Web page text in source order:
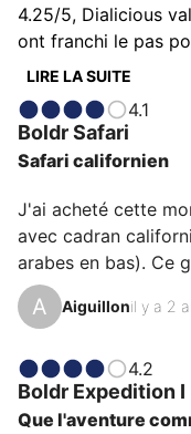
4.25/5, Dialicious
ont franchi le pas
est une source
rend Boldr unique
Certains la
comme animale ou
personnelles
robustesse ou
LIRE LA SUITE
4.1
BoldrSafari
Safari californien
J'ai acheté cette
avec cadran
arabes en bas). Ce
fuseau horaire
Si les heures et les
couronne est
les aspérités dont
est également
A Aiguillonil y a 2
4.2
Boldr Expedition I
Que l'aventure